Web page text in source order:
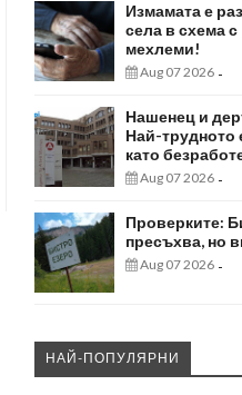
Измамата е
села в схема
мехлеми!
Aug 07 2026 -
Нашенец и
Най-трудното
като
Aug 07 2026 -
Проверките:
пресъхва, но
Aug 07 2026 -
НАЙ-ПОПУЛЯРНИ